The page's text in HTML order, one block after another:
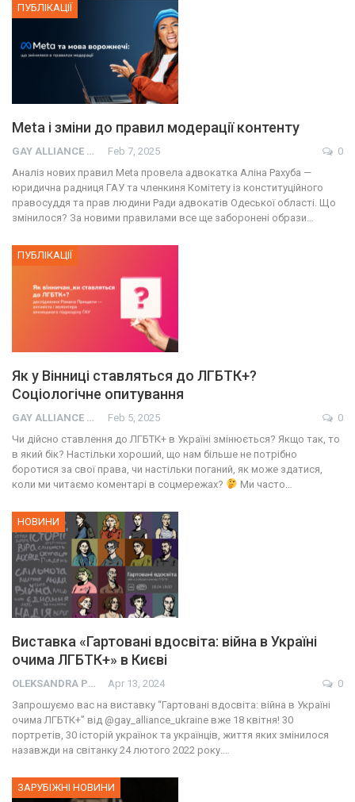
ПУБЛІКАЦІЇ
Meta і зміни до правил модерації контенту
GAY ALLIANCE UKRAINE Feb 7, 2025
0
Аналіз нових правил Meta провела адвокатка Аліна Рахуба —
юридична радниця ГАУ та членкиня Комітету із конституційного
правосуддя та прав людини Ради адвокатів Одеської області. Що
змінилося? За новими правилами все ще заборонені образи…
ПУБЛІКАЦІЇ
Як у Вінниці ставляться до ЛГБТК+?
Соціологічне опитування
GAY ALLIANCE UKRAINE Feb 5, 2025
0
Чи дійсно ставлення до ЛГБТК+ в Україні змінюється? Якщо так, то
в який бік? Настільки хороший, що нам більше не потрібно
боротися за свої права, чи настільки поганий, як може здатися,
коли ми читаємо коментарі в соцмережах?
Ми часто…
НОВИНИ
Виставка «Гартовані вдосвіта: війна в Україні
очима ЛГБТК+» в Києві
OLEKSANDRA PRESS Apr 13, 2024
0
Запрошуємо вас на виставку “Гартовані вдосвіта: війна в Україні
очима ЛГБТК+” від @gay_alliance_ukraine вже 18 квітня! 30
портретів, 30 історій українок та українців, життя яких змінилося
назавжди на світанку 24 лютого 2022 року.…
ЗАРУБІЖНІ НОВИНИ